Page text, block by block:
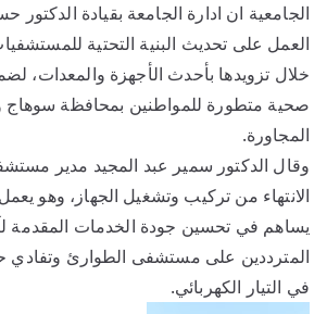
الجامعية ان ادارة الجامعة بقيادة الدكتور
العمل على تحديث البنية التحتية
خلال تزويدها بأحدث الأجهزة والمعدات،
صحية متطورة للمواطنين بمحافظة سوهاج
المجاورة.
وقال الدكتور سمير عبد المجيد مدير
الانتهاء من تركيب وتشغيل الجهاز، وهو
يساهم في تحسين جودة الخدمات المقدمة
المترددين على مستشفى الطوارئ
في التيار الكهربائي.